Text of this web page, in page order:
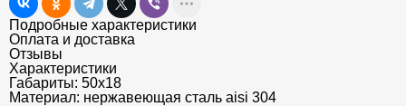
Подробные характеристики
Оплата и доставка
Отзывы
Характеристики
Габариты: 50x18
Материал: нержавеющая сталь aisi 304